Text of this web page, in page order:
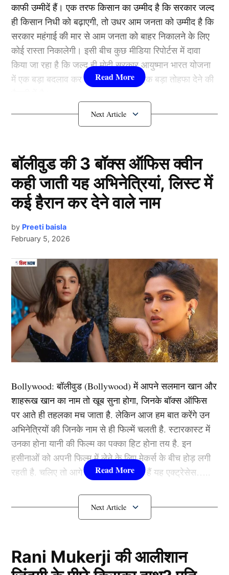
काफी उम्मीदें हैं। एक तरफ किसान का उम्मीद है कि सरकार जल्द
ही किसान निधी को बढ़ाएगी, तो उधर आम जनता को उम्मीद है कि
सरकार महंगाई की मार से आम जनता को बाहर निकालने के लिए
कोई रास्ता निकालेगी। इसी बीच कुछ मीडिया रिपोर्टस में दावा
किया जा रहा है कि जल्द ही मोदी सरकार आयुष्मान भारत योजना
में एक बड़ा बदलाव कर देश की जनता को एक बड़ा तोहफा देने की
5 नहीं अब मिलेगा 10 लाख का फ्री इलाज
Ayushman Bharat Yojana
आयुष्मान भारत योजना एक ऐसी योजना है जिससे देश के लाखों
गरीब लोगों का इलाज सरकार ने मुफ्त में करवाया है। इस योजना
के आने से अब गरीब तबके के लोगों को इलाज में आने वाले खर्चे की
जरा भी टेंशन नहीं होती। इस योजना का लाभ लेने वाली व्यक्ति को
पांच लाख तक का इलाज मुफ्त में मुहैया करवाया जाता है। इसी
करने वाली है और इसमें इलाज की राशि 5 लाख को बढ़ाकर 10
लाख करने की सारी तैयारी कर चुकी है। बताया जा रहा है कि
सरकार इस बड़े निर्णय की घोषणा जल्द ही कर सकती है और गरीब
लोगों को एक बड़ी राहत प्रदान कर सकती है।
बुजुर्गों को इस योजना में किया जा चुका है
शामिल
Next Article
बॉलीवुड की 3 बॉक्स ऑफिस क्वीन
कही जाती यह अभिनेत्रियां, लिस्ट में
कई हैरान कर देने वाले नाम
by Preeti baisla
February 5, 2026
Bollywood:बॉलीवुड (Bollywood)में आपने सलमान खान और
शाहरूख खान का नाम तो खूब सुना होगा, जिनके बॉक्स ऑफिस
पर आते ही तहलका मच जाता है. लेकिन आज हम बात करेंगे उन
अभिनेत्रियों की जिनके नाम से ही फिल्में चलती है. स्टारकास्ट में
उनका होना यानी की फिल्म का पक्का हिट होना तय है. इन
हसीनाओं को अपनी फिल्म में लेने के लिए मेकर्स के बीच होड़ लगी
रहती है. चलिए तो आगे जानते हैं कौन-कौन हैं यह एक्ट्रेसेस…..
कौन हैंBollywood की यह हसीनाएं?
Padukone)
Rani Mukerji की आलीशान